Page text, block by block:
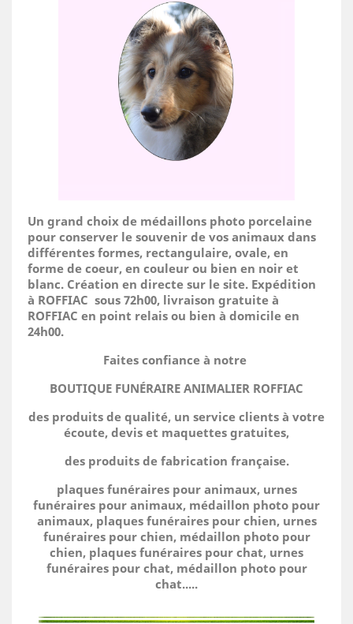
Un grand choix de médaillons photo porcelaine
pour conserver le souvenir de vos animaux dans
différentes formes, rectangulaire, ovale, en
forme de coeur, en couleur ou bien en noir et
blanc. Création en directe sur le site. Expédition
à ROFFIAC sous 72h00, livraison gratuite à
ROFFIAC en point relais ou bien à domicile en
24h00.
Faites confiance à notre
BOUTIQUE FUNÉRAIRE ANIMALIER ROFFIAC
des produits de qualité, un service clients à votre
écoute, devis et maquettes gratuites,
des produits de fabrication française.
plaques funéraires pour animaux, urnes
funéraires pour animaux, médaillon photo pour
animaux, plaques funéraires pour chien, urnes
funéraires pour chien, médaillon photo pour
chien, plaques funéraires pour chat, urnes
funéraires pour chat, médaillon photo pour
chat.....